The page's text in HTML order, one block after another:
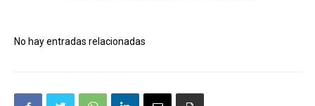
No hay entradas relacionadas